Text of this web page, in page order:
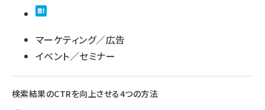
マーケティング／広告
イベント／セミナー
検索結果のCTRを向上させる4つの方法